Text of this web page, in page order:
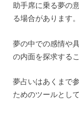
助手席に乗る夢の
る場合があります。
夢の中での感情や
の内面を探求する
夢占いはあくまで
ためのツールとし